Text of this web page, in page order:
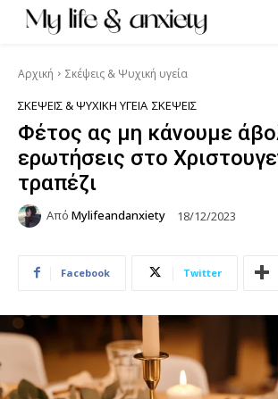
Αρχική Σκέψεις & Ψυχική υγεία
ΣΚΈΨΕΙΣ & ΨΥΧΙΚΉ ΥΓΕΊΑ ΣΚΈΨΕΙΣ
Φέτος ας μη κάνουμε
ερωτήσεις στο
τραπέζι
Από Mylifeandanxiety 18/12/2023
Facebook Twitter